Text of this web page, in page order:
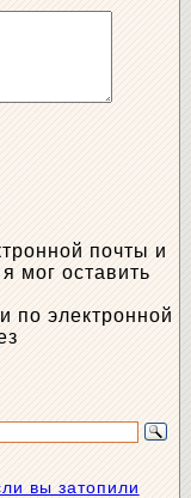
почты и
мог оставить
по электронной
вы затопили